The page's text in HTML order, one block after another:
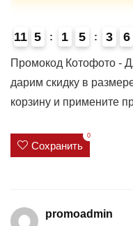
11 5 1 5 3 6
Промокод Котофото -
дарим скидку в
корзину и примените
Сохранить
0
promoadmin